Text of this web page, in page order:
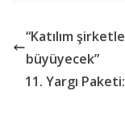
“Katılım
büyüyecek”
11. Yargı